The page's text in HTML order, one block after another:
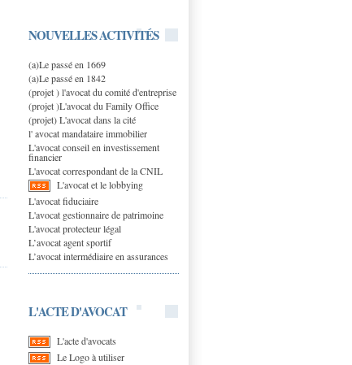
NOUVELLES ACTIVITÉS
(a)Le passé en 1669
(a)Le passé en 1842
(projet ) l'avocat du comité d'entreprise
(projet )L'avocat du Family Office
(projet) L'avocat dans la cité
l' avocat mandataire immobilier
L'avocat conseil en investissement
financier
L'avocat correspondant de la CNIL
L'avocat et le lobbying
L'avocat fiduciaire
L'avocat gestionnaire de patrimoine
L'avocat protecteur légal
L’avocat agent sportif
L’avocat intermédiaire en assurances
L'ACTE D'AVOCAT
L'acte d'avocats
Le Logo à utiliser